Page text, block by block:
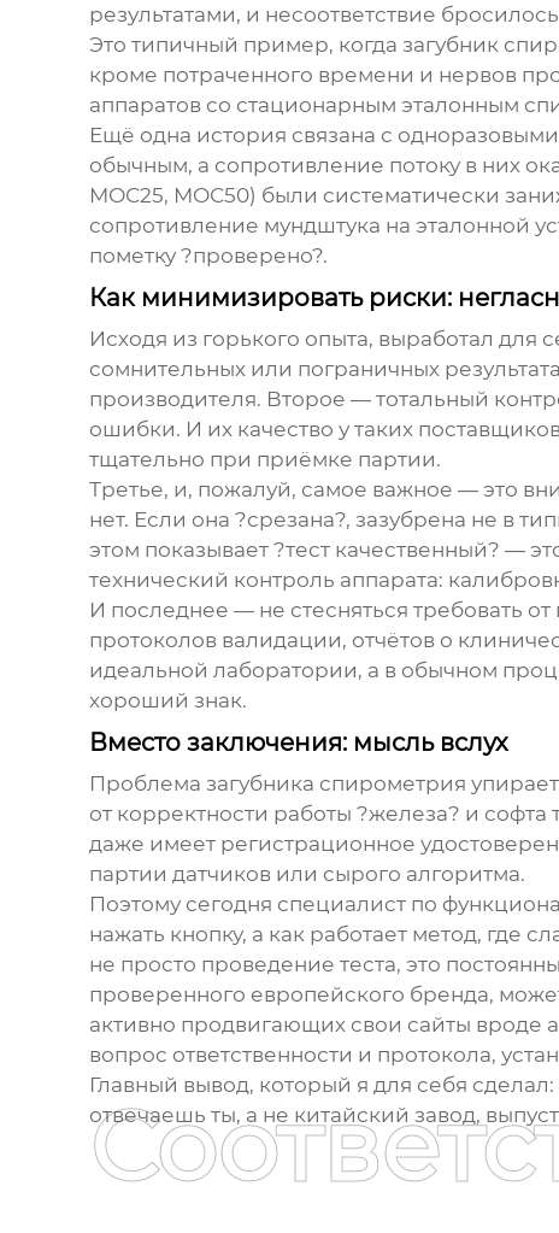
результатами, и несоответствие
Это типичный пример, когда загубник
кроме потраченного времени и нервов
аппаратов со стационарным эталонным
Ещё одна история связана с
обычным, а сопротивление потоку в них
МОС25, МОС50) были систематически
сопротивление мундштука на эталонной
пометку ?проверено?.
Как минимизировать риски:
Исходя из горького опыта, выработал для
сомнительных или пограничных
производителя. Второе — тотальный
ошибки. И их качество у таких
тщательно при приёмке партии.
Третье, и, пожалуй, самое важное — это
нет. Если она ?срезана?, зазубрена не в
этом показывает ?тест качественный? —
технический контроль аппарата:
И последнее — не стесняться требовать
протоколов валидации, отчётов о
идеальной лаборатории, а в обычном
хороший знак.
Вместо заключения: мысль вслух
Проблема загубника спирометрия
от корректности работы ?железа? и
даже имеет регистрационное
партии датчиков или сырого алгоритма.
Поэтому сегодня специалист по
нажать кнопку, а как работает метод, где
не просто проведение теста, это
проверенного европейского бренда,
активно продвигающих свои сайты вроде
вопрос ответственности и протокола,
Главный вывод, который я для себя
отвечаешь ты, а не китайский завод,